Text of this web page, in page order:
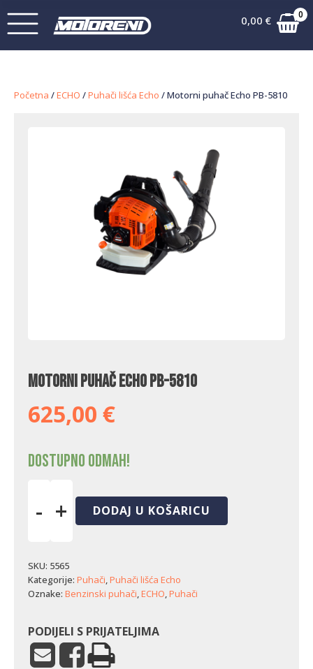
0,00 € 0
Početna /ECHO /Puhači lišća Echo / Motorni puhač Echo PB-5810
Motorni puhač Echo PB-5810
625,00 €
Dostupno odmah!
-
PB-
5810
količina
+ DODAJ U KOŠARICU
SKU: 5565
Kategorije: Puhači,Puhači lišća Echo
Oznake: Benzinski puhači,ECHO,Puhači
PODIJELI S PRIJATELJIMA